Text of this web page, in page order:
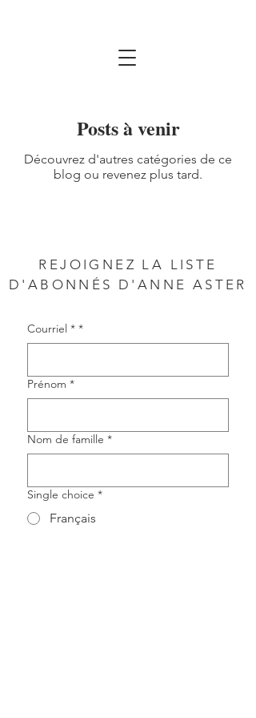
Posts à venir
Découvrez d'autres catégories de ce
blog ou revenez plus tard.
REJOIGNEZ LA LISTE
D'ABONNÉS D'ANNE ASTER
Courriel * *
Prénom *
Nom de famille *
Single choice *
Français